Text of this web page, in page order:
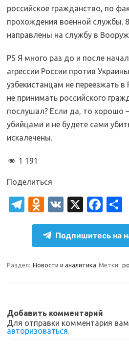
российское гражданство, по
прохождения военной службы.
направлены на службу в
PS Я много раз до и после
агрессии России против
узбекистанцам не переезжать
не принимать российского
послушал? Если да, то хорошо
убийцами и не будете сами
искалечены.
1 191
Поделиться
T
el
gr
a
O
d
n
o
kl
ik
i
V
K
X
Fa
c
e
b
o а
ь
Подпишитесь на
Раздел: Новости и аналитика Метки:
Добавить комментарий
Для отправки комментария
авторизоваться.